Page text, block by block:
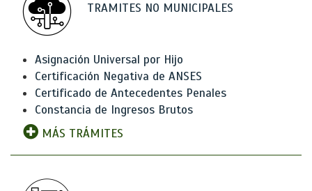
TRAMITES NO MUNICIPALES
Asignación Universal por Hijo
Certificación Negativa de ANSES
Certificado de Antecedentes Penales
Constancia de Ingresos Brutos
MÁS TRÁMITES